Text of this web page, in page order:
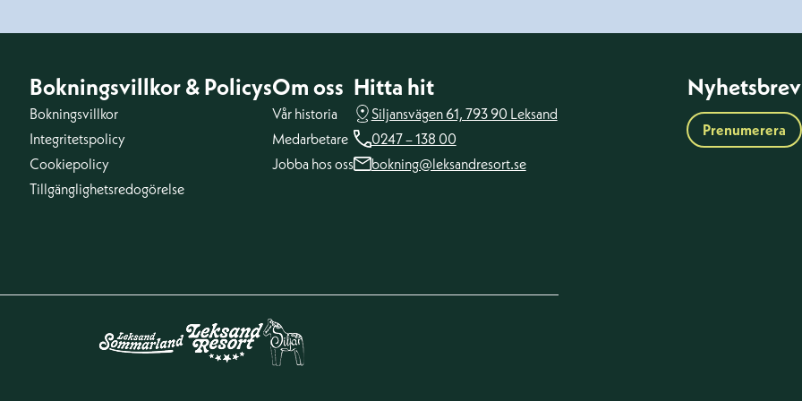
Bokningsvillkor & Policys
Bokningsvillkor
Integritetspolicy
Cookiepolicy
Tillgänglighetsredogörelse
Om oss
Vår historia
Medarbetare
Jobba hos oss
Hitta hit
Siljansvägen 61, 793 90 Leksand
0247 – 138 00
bokning@leksandresort.se
Nyhetsbrev
Prenumerera